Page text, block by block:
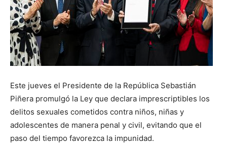
Este jueves el Presidente de la República Sebastián
Piñera promulgó la Ley que declara imprescriptibles los
delitos sexuales cometidos contra niños, niñas y
adolescentes de manera penal y civil, evitando que el
paso del tiempo favorezca la impunidad.